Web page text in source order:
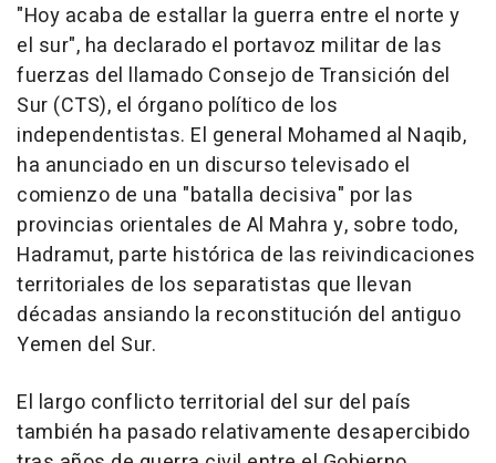
"Hoy acaba de estallar la guerra entre el norte y
el sur", ha declarado el portavoz militar de las
fuerzas del llamado Consejo de Transición del
Sur (CTS), el órgano político de los
independentistas. El general Mohamed al Naqib,
ha anunciado en un discurso televisado el
comienzo de una "batalla decisiva" por las
provincias orientales de Al Mahra y, sobre todo,
Hadramut, parte histórica de las reivindicaciones
territoriales de los separatistas que llevan
décadas ansiando la reconstitución del antiguo
Yemen del Sur.
El largo conflicto territorial del sur del país
también ha pasado relativamente desapercibido